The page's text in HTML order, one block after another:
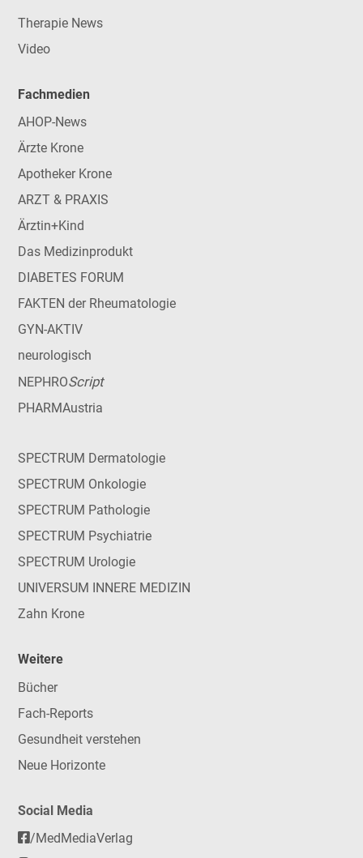
Therapie News
Video
Fachmedien
AHOP-News
Ärzte Krone
Apotheker Krone
ARZT & PRAXIS
Ärztin+Kind
Das Medizinprodukt
DIABETES FORUM
FAKTEN der Rheumatologie
GYN-AKTIV
neurologisch
NEPHROScript
PHARMAustria
SPECTRUM Dermatologie
SPECTRUM Onkologie
SPECTRUM Pathologie
SPECTRUM Psychiatrie
SPECTRUM Urologie
UNIVERSUM INNERE MEDIZIN
Zahn Krone
Weitere
Bücher
Fach-Reports
Gesundheit verstehen
Neue Horizonte
Social Media
/MedMediaVerlag